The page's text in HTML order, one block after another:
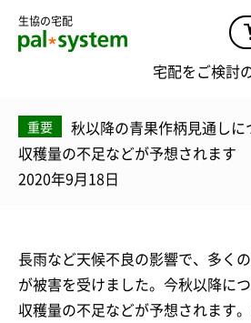
生協の宅配
宅配をご検討
重要
秋以降の青果作柄見通し
収穫量の不足などが予想されます
2020年9月18日
長雨など天候不良の影響で、多く
が被害を受けました。今秋以降に
収穫量の不足などが予想されます